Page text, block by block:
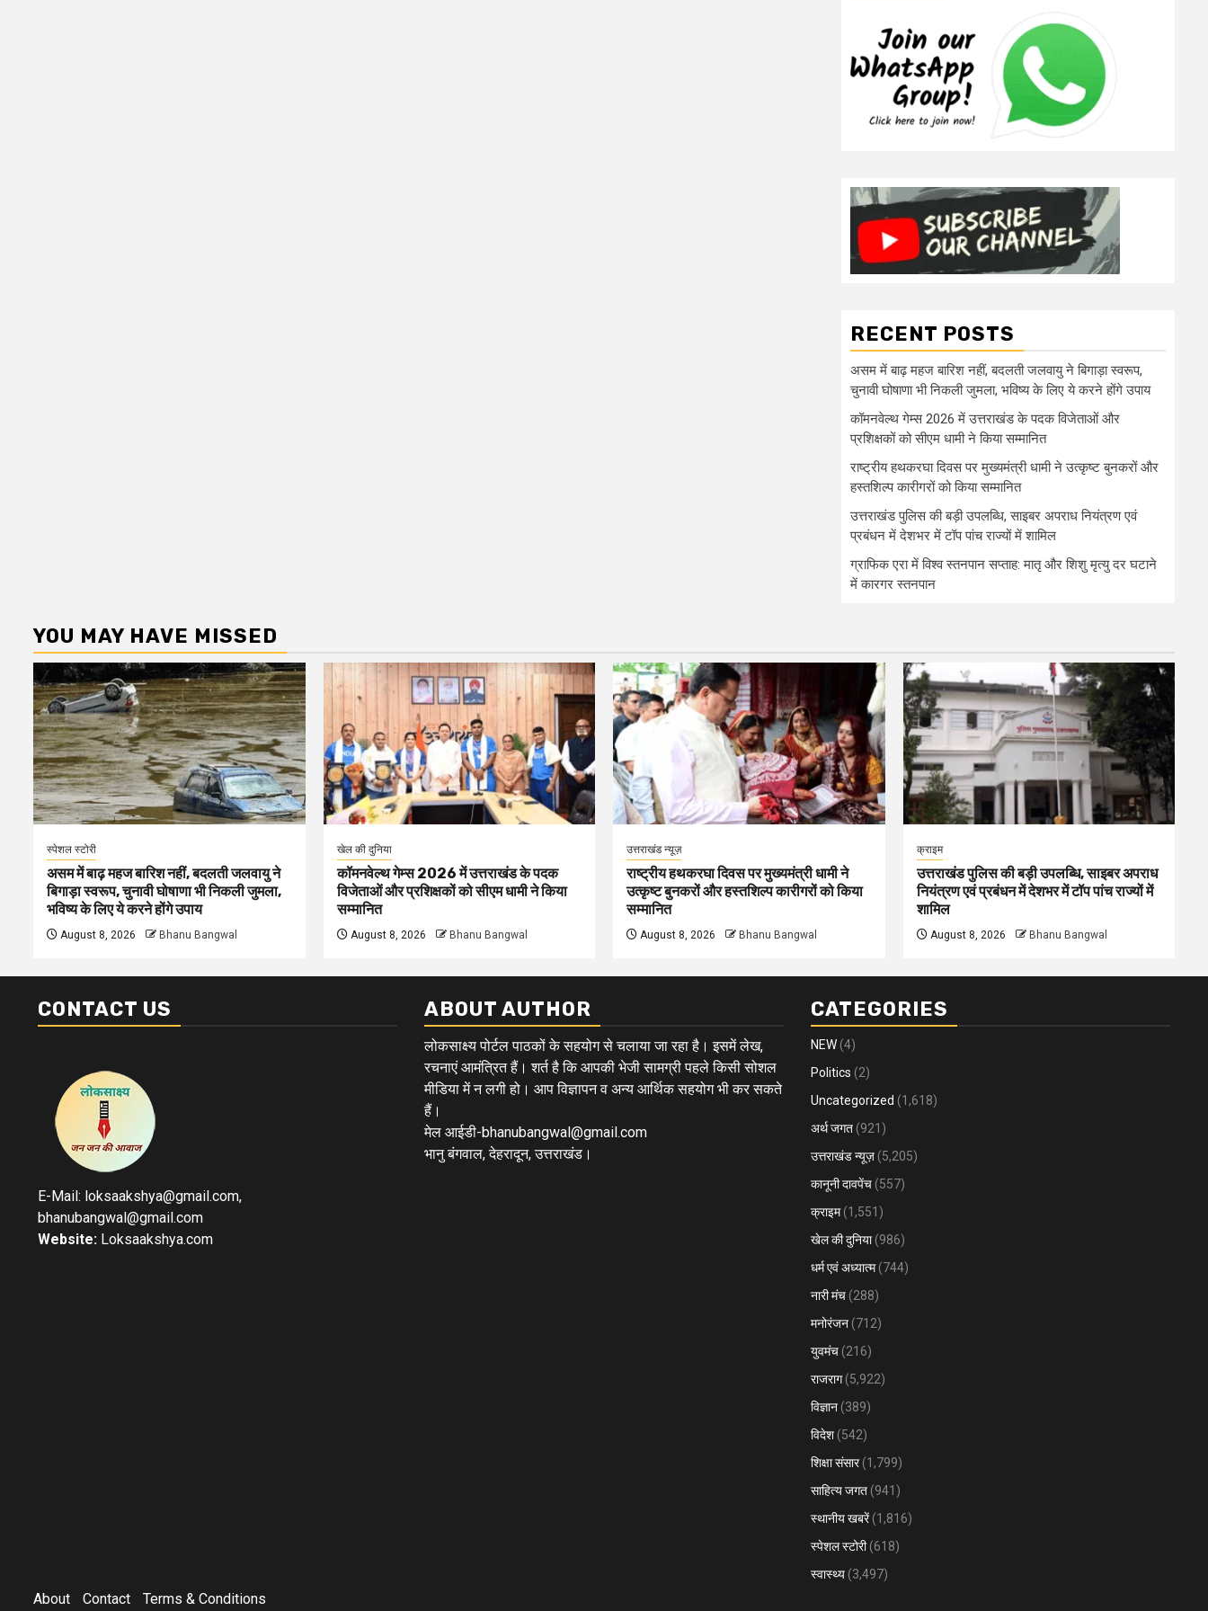
RECENT POSTS
असम में बाढ़ महज बारिश नहीं, बदलती जलवायु ने बिगाड़ा स्वरूप,
चुनावी घोषाणा भी निकली जुमला, भविष्य के लिए ये करने होंगे उपाय
कॉमनवेल्थ गेम्स 2026 में उत्तराखंड के पदक विजेताओं और
प्रशिक्षकों को सीएम धामी ने किया सम्मानित
राष्ट्रीय हथकरघा दिवस पर मुख्यमंत्री धामी ने उत्कृष्ट बुनकरों और
हस्तशिल्प कारीगरों को किया सम्मानित
उत्तराखंड पुलिस की बड़ी उपलब्धि, साइबर अपराध नियंत्रण एवं
प्रबंधन में देशभर में टॉप पांच राज्यों में शामिल
ग्राफिक एरा में विश्व स्तनपान सप्ताह: मातृ और शिशु मृत्यु दर घटाने
में कारगर स्तनपान
YOU MAY HAVE MISSED
स्पेशल स्टोरी
असम में बाढ़ महज बारिश नहीं, बदलती जलवायु ने
बिगाड़ा स्वरूप, चुनावी घोषाणा भी निकली जुमला,
भविष्य के लिए ये करने होंगे उपाय
August 8, 2026 Bhanu Bangwal
खेल की दुनिया
कॉमनवेल्थ गेम्स 2026 में उत्तराखंड के पदक
विजेताओं और प्रशिक्षकों को सीएम धामी ने किया
सम्मानित
August 8, 2026 Bhanu Bangwal
उत्तराखंड न्यूज़
राष्ट्रीय हथकरघा दिवस पर मुख्यमंत्री धामी ने
उत्कृष्ट बुनकरों और हस्तशिल्प कारीगरों को किया
सम्मानित
August 8, 2026 Bhanu Bangwal
क्राइम
उत्तराखंड पुलिस की बड़ी उपलब्धि, साइबर अपराध
नियंत्रण एवं प्रबंधन में देशभर में टॉप पांच राज्यों में
शामिल
August 8, 2026 Bhanu Bangwal
CONTACT US
E-Mail: loksaakshya@gmail.com,
bhanubangwal@gmail.com
Website: Loksaakshya.com
ABOUT AUTHOR
लोकसाक्ष्य पोर्टल पाठकों के सहयोग से चलाया जा रहा है। इसमें लेख,
रचनाएं आमंत्रित हैं। शर्त है कि आपकी भेजी सामग्री पहले किसी सोशल
मीडिया में न लगी हो। आप विज्ञापन व अन्य आर्थिक सहयोग भी कर सकते
हैं।
मेल आईडी-bhanubangwal@gmail.com
भानु बंगवाल, देहरादून, उत्तराखंड।
CATEGORIES
NEW (4)
Politics (2)
Uncategorized (1,618)
अर्थ जगत (921)
उत्तराखंड न्यूज़ (5,205)
कानूनी दावपेंच (557)
क्राइम(1,551)
खेल की दुनिया(986)
धर्म एवं अध्यात्म(744)
नारी मंच (288)
मनोरंजन (712)
युवमंच (216)
राजराग(5,922)
विज्ञान (389)
विदेश (542)
शिक्षा संसार(1,799)
साहित्य जगत (941)
स्थानीय खबरें(1,816)
स्पेशल स्टोरी(618)
स्वास्थ्य (3,497)
About Contact Terms & Conditions